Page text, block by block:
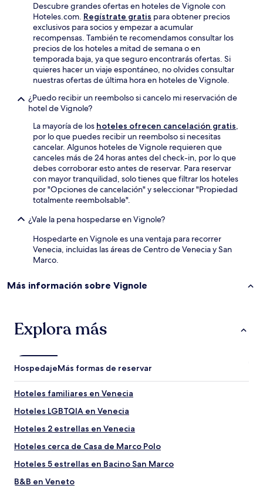
Descubre grandes ofertas en hoteles de Vignole con
Hoteles.com. Regístrate gratis para obtener precios
exclusivos para socios y empezar a acumular
recompensas. También te recomendamos consultar los
precios de los hoteles a mitad de semana o en
temporada baja, ya que seguro encontrarás ofertas. Si
quieres hacer un viaje espontáneo, no olvides consultar
nuestras ofertas de última hora en hoteles de Vignole.
¿Puedo recibir un reembolso si cancelo mi reservación de
hotel de Vignole?
La mayoría de los hoteles ofrecen cancelación gratis,
por lo que puedes recibir un reembolso si necesitas
cancelar. Algunos hoteles de Vignole requieren que
canceles más de 24 horas antes del check-in, por lo que
debes corroborar esto antes de reservar. Para reservar
con mayor tranquilidad, solo tienes que filtrar los hoteles
por "Opciones de cancelación" y seleccionar "Propiedad
totalmente reembolsable".
¿Vale la pena hospedarse en Vignole?
Hospedarte en Vignole es una ventaja para recorrer
Venecia, incluidas las áreas de Centro de Venecia y San
Marco.
Más información sobre Vignole
Explora más
HospedajeMás formas de reservar
Hoteles familiares en Venecia
Hoteles LGBTQIA en Venecia
Hoteles 2 estrellas en Venecia
Hoteles cerca de Casa de Marco Polo
Hoteles 5 estrellas en Bacino San Marco
B&B en Veneto